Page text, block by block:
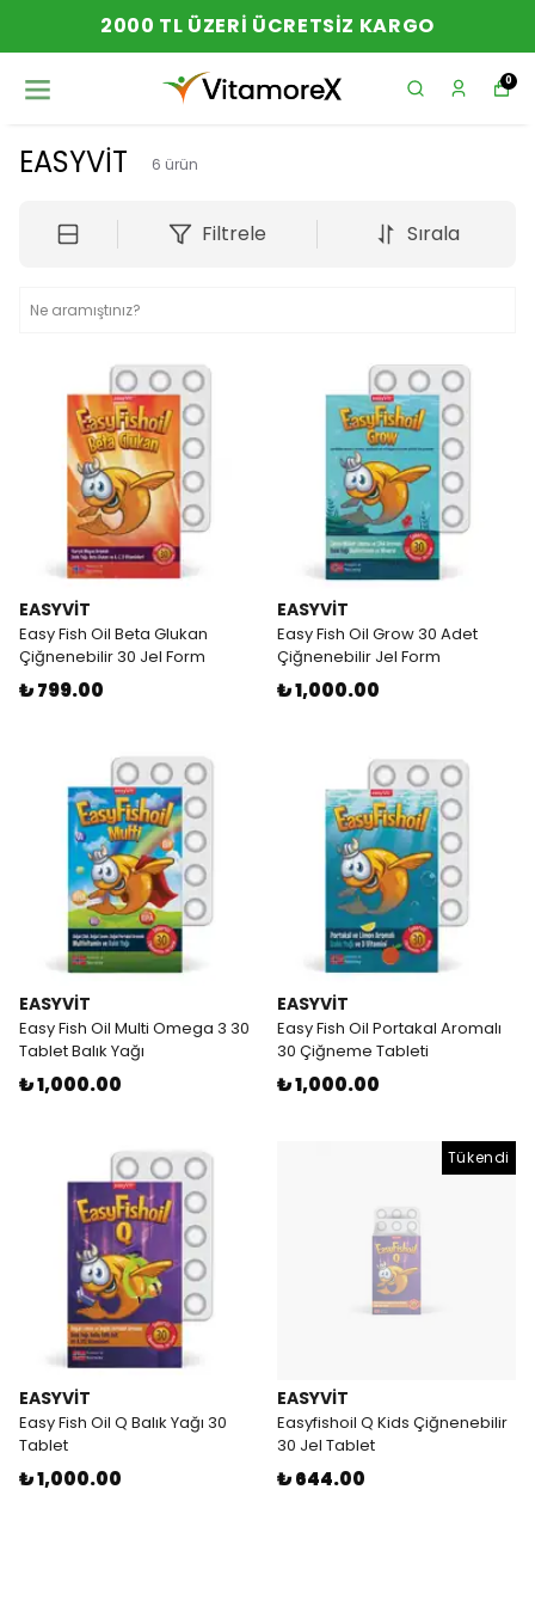
2000 TL ÜZERI ÜCRETSIZ KARGO
0
EASYVİT 6 ürün
Filtrele Sırala
EASYVİT
Easy Fish Oil Beta Glukan
Çiğnenebilir 30 Jel Form
₺ 799.00
EASYVİT
Easy Fish Oil Grow 30 Adet
Çiğnenebilir Jel Form
₺ 1,000.00
EASYVİT
Easy Fish Oil Multi Omega 3 30
Tablet Balık Yağı
₺ 1,000.00
EASYVİT
Easy Fish Oil Portakal Aromalı
30 Çiğneme Tableti
₺ 1,000.00
EASYVİT
Easy Fish Oil Q Balık Yağı 30
Tablet
₺ 1,000.00
Tükendi
EASYVİT
Easyfishoil Q Kids Çiğnenebilir
30 Jel Tablet
₺ 644.00